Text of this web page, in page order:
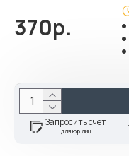
370р.
Запросить счет
для юр.лиц